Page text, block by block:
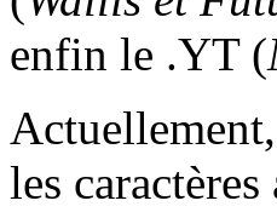
enfin le .YT (
les